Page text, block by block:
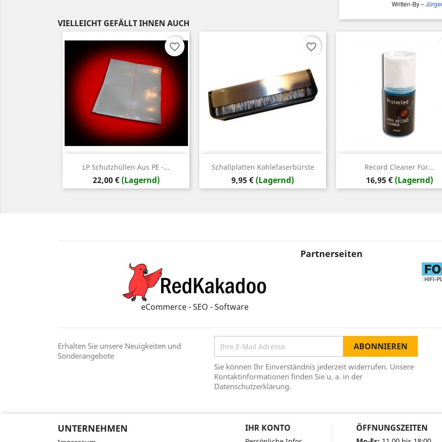
Written-By –
VIELLEICHT GEFÄLLT IHNEN AUCH
LP Schutzhüllen Aus PE -...
Preis
22,00 € (Lagernd)
Vorschau
favorite_border
Schallplatten Kohlefaserbürste
Preis
9,95 € (Lagernd)
Vorschau
favorite_border
Record Cleaner Für...
Preis
16,95 € (Lagernd)
Vorschau
Partnerseiten
eCommerce - SEO - Software
Erhalten Sie unsere Neuigkeiten und
Sonderangebote
Sie können Ihr Einverständnis jederzeit widerrufen. Unsere
Kontaktinformationen finden Sie u. a. in der
Datenschutzerklärung.
UNTERNEHMEN IHR KONTO ÖFFNUNGSZEITEN